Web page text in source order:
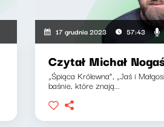
17 grudnia 2023 57:43
Czytał Michał
„Śpiąca Królewna”, „Jaś i
baśnie, które znają...